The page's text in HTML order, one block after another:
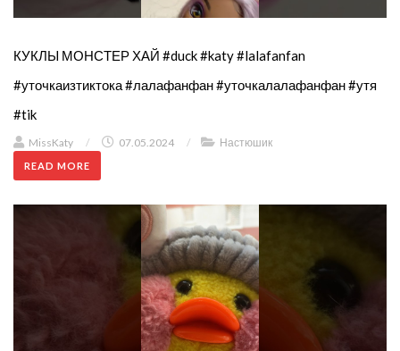
КУКЛЫ МОНСТЕР ХАЙ #duck #katy #lalafanfan
#уточкаизтиктока #лалафанфан #уточкалалафанфан #утя
#tik
MissKaty / 07.05.2024 / Настюшик
READ MORE